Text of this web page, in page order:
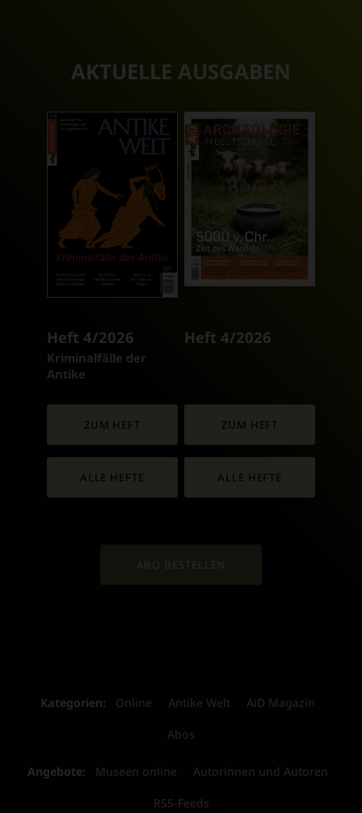
AKTUELLE AUSGABEN
Heft 4/2026
:
Kriminalfälle der
Antike
ZUM HEFT
ALLE HEFTE
Heft 4/2026
ZUM HEFT
ALLE HEFTE
ABO BESTELLEN
Kategorien: Online Antike Welt AiD Magazin
Abos
Angebote: Museen online Autorinnen und Autoren
RSS-Feeds